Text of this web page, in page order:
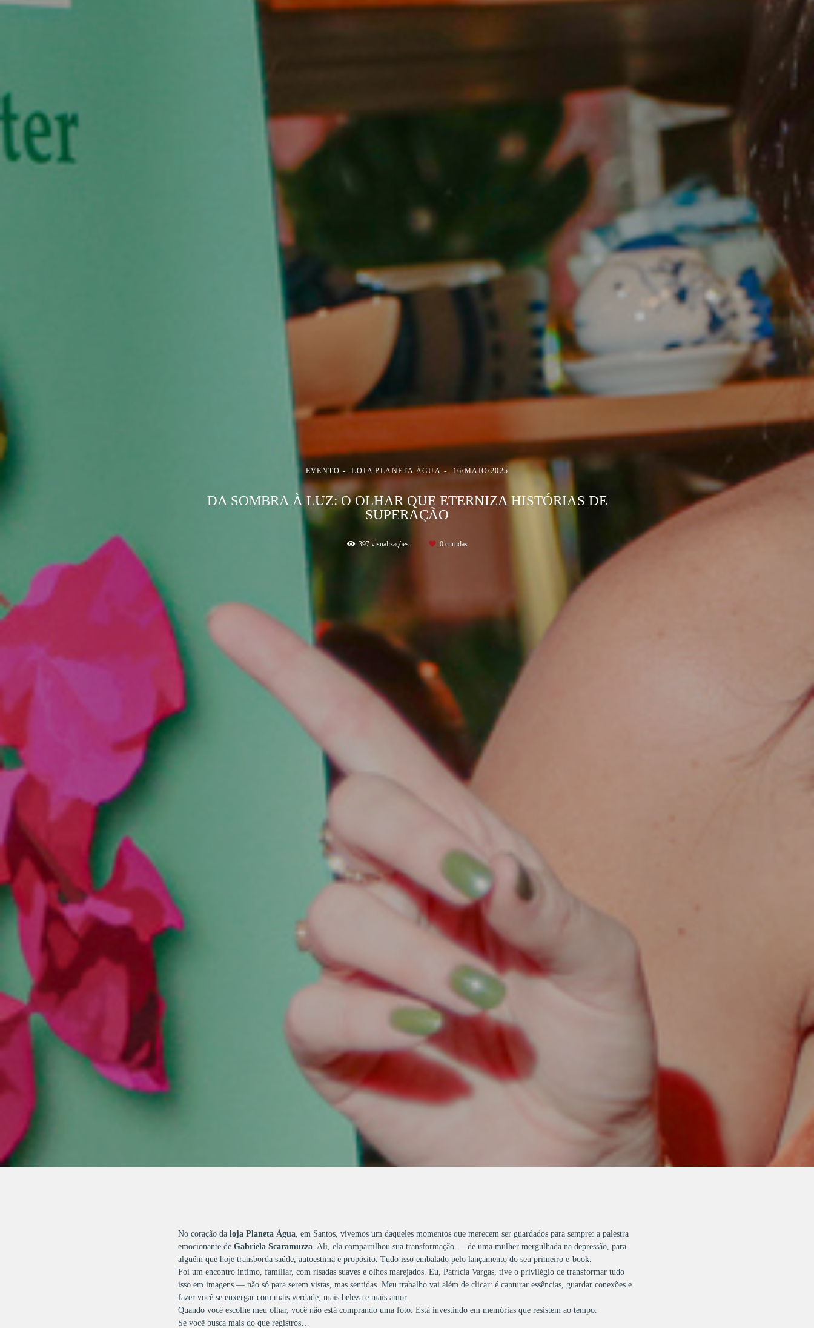
EVENTO LOJA PLANETA ÁGUA 16/MAIO/2025
DA SOMBRA À LUZ: O OLHAR QUE ETERNIZA HISTÓRIAS DE
SUPERAÇÃO
397visualizações 0curtidas
No coração da loja Planeta Água, em Santos, vivemos um daqueles momentos que merecem ser guardados para sempre: a palestra
emocionante deGabriela Scaramuzza. Ali, ela compartilhou sua transformação — de uma mulher mergulhada na depressão, para
alguém que hoje transborda saúde, autoestima e propósito. Tudo isso embalado pelo lançamento do seu primeiro e-book.
Foi um encontro íntimo, familiar, com risadas suaves e olhos marejados. Eu, Patrícia Vargas, tive o privilégio de transformar tudo
isso em imagens — não só para serem vistas, mas sentidas. Meu trabalho vai além de clicar: é capturar essências, guardar conexões e
fazer você se enxergar com mais verdade, mais beleza e mais amor.
Quando você escolhe meu olhar, você não está comprando uma foto. Está investindo em memórias que resistem ao tempo.
Se você busca mais do que registros…